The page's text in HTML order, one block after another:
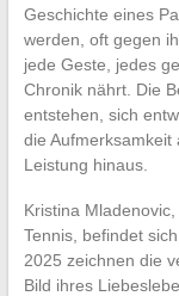
Geschichte eines
werden, oft gegen
jede Geste, jedes
Chronik nährt. Die
entstehen, sich
die
Leistung hinaus.
Kristina
Tennis, befindet
2025 zeichnen die
Bild ihres